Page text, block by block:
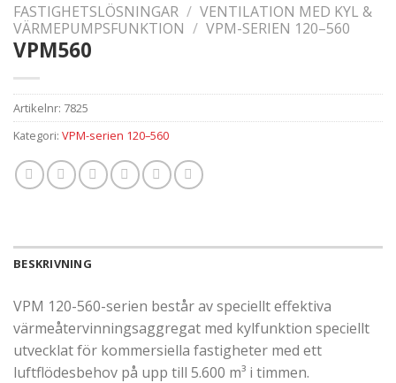
FASTIGHETSLÖSNINGAR / VENTILATION MED KYL &
VÄRMEPUMPSFUNKTION / VPM-SERIEN 120–560
VPM560
Artikelnr: 7825
Kategori: VPM-serien 120–560
BESKRIVNING
VPM 120-560-serien består av speciellt effektiva
värmeåtervinningsaggregat med kylfunktion speciellt
utvecklat för kommersiella fastigheter med ett
luftflödesbehov på upp till 5.600 m³ i timmen.